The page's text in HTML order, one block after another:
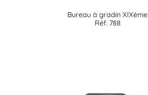
Bureau à gradin XIXème
Réf. 788